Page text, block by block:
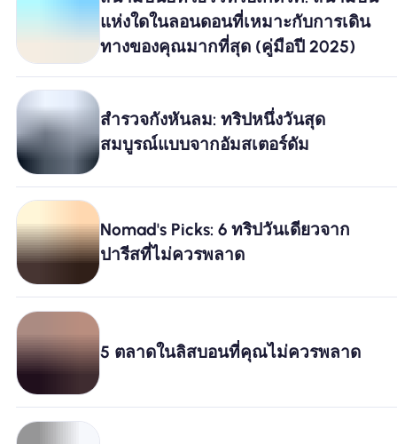
แห่งใดในลอนดอนที่เหมาะกับการเดิน
ทางของคุณมากที่สุด (คู่มือปี 2025)
สำรวจกังหันลม: ทริปหนึ่งวันสุด
สมบูรณ์แบบจากอัมสเตอร์ดัม
Nomad's Picks: 6 ทริปวันเดียวจาก
ปารีสที่ไม่ควรพลาด
5 ตลาดในลิสบอนที่คุณไม่ควรพลาด